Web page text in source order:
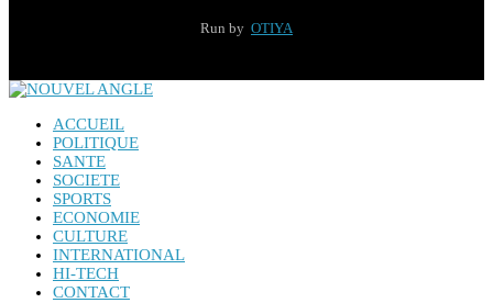
Run by OTIYA
ACCUEIL
POLITIQUE
SANTE
SOCIETE
SPORTS
ECONOMIE
CULTURE
INTERNATIONAL
HI-TECH
CONTACT